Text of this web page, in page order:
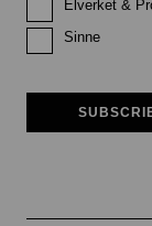
Elverket &
Sinne